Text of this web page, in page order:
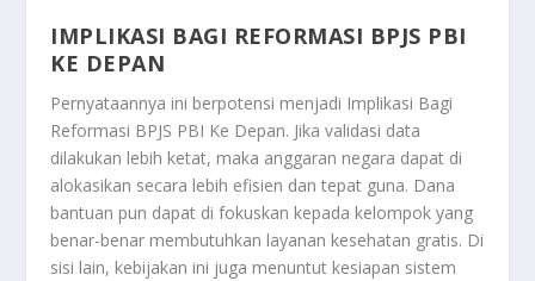
IMPLIKASI BAGI REFORMASI BPJS PBI
KE DEPAN
Pernyataannya ini berpotensi menjadi Implikasi Bagi
Reformasi BPJS PBI Ke Depan. Jika validasi data
dilakukan lebih ketat, maka anggaran negara dapat di
alokasikan secara lebih efisien dan tepat guna. Dana
bantuan pun dapat di fokuskan kepada kelompok yang
benar-benar membutuhkan layanan kesehatan gratis. Di
sisi lain, kebijakan ini juga menuntut kesiapan sistem